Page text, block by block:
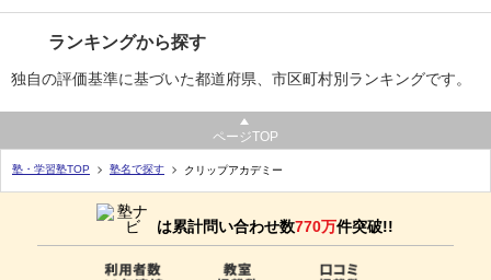
ランキングから探す
独自の評価基準に基づいた都道府県、市区町村別ランキングです。
ページTOP
塾・学習塾TOP 塾名で探す クリップアカデミー
は累計問い合わせ数770万件突破!!